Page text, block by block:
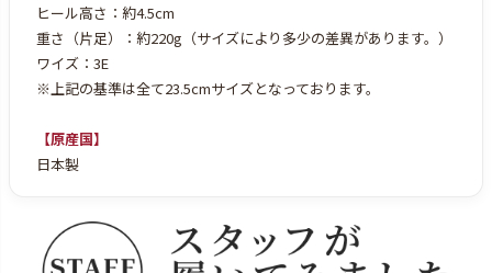
ヒール高さ：約4.5cm
重さ（片足）：約220g（サイズにより多少の差異があります。）
ワイズ：3E
※上記の基準は全て23.5cmサイズとなっております。
【原産国】
日本製